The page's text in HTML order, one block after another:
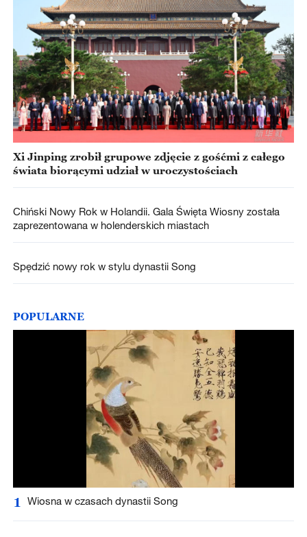
Xi Jinping zrobił grupowe zdjęcie z gośćmi z całego
świata biorącymi udział w uroczystościach
Chiński Nowy Rok w Holandii. Gala Święta Wiosny została
zaprezentowana w holenderskich miastach
Spędzić nowy rok w stylu dynastii Song
POPULARNE
1 Wiosna w czasach dynastii Song